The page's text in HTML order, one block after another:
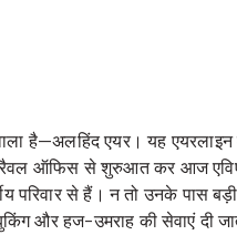
है—अलहिंद एयर। यह
ऑफिस से शुरुआत कर आज
से हैं। न तो उनके पास
और हज-उमराह की सेवाएं दी